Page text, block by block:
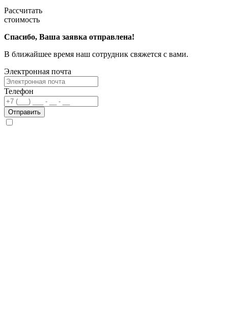
Рассчитать
стоимость
Спасибо, Ваша заявка отправлена!
В ближайшее время наш сотрудник свяжется с вами.
Электронная почта
Телефон
Отправить